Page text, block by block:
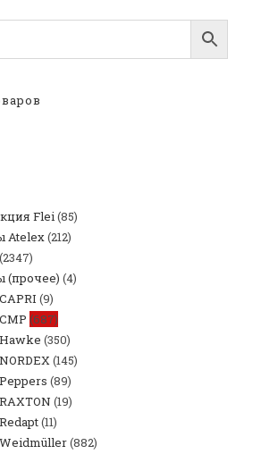
Flei(85)
Atelex(212)
(2347)
(прочее) (4)
(9)
(687)
(350)
(145)
(89)
(19)
(11)
(882)